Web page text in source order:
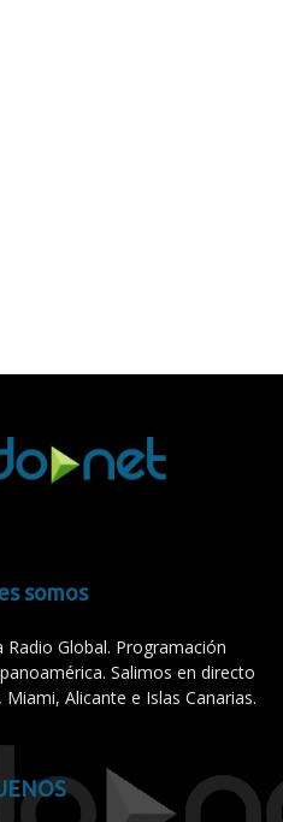
somos
Radio Global. Programación
Salimos en directo
Alicante e Islas Canarias.